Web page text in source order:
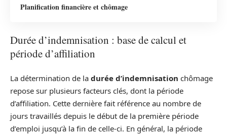
Planification financière et chômage
Durée d’indemnisation : base de calcul et
période d’affiliation
La détermination de la durée d’indemnisation chômage
repose sur plusieurs facteurs clés, dont la période
d’affiliation. Cette dernière fait référence au nombre de
jours travaillés depuis le début de la première période
d’emploi jusqu’à la fin de celle-ci. En général, la période